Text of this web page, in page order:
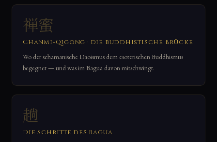
禅蜜
Chanmi-Qigong · die buddhistische Brücke
Wo der schamanische Daoismus dem esoterischen Buddhismus
begegnet — und was im Bagua davon mitschwingt.
趟
Die Schritte des Bagua